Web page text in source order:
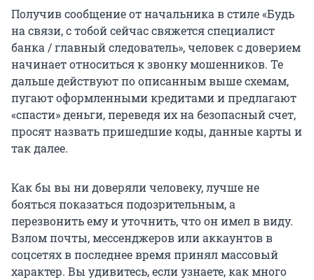
Получив сообщение от начальника в стиле «Будь
на связи, с тобой сейчас свяжется специалист
банка / главный следователь», человек с доверием
начинает относиться к звонку мошенников. Те
дальше действуют по описанным выше схемам,
пугают оформленными кредитами и предлагают
«спасти» деньги, переведя их на безопасный счет,
просят назвать пришедшие коды, данные карты и
так далее.
Как бы вы ни доверяли человеку, лучше не
бояться показаться подозрительным, а
перезвонить ему и уточнить, что он имел в виду.
Взлом почты, мессенджеров или аккаунтов в
соцсетях в последнее время принял массовый
характер. Вы удивитесь, если узнаете, как много